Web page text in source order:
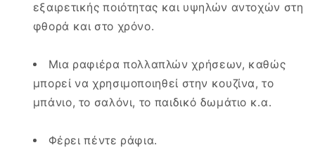
εξαιρετικής ποιότητας και υψηλών αντοχών στη
φθορά και στο χρόνο.
Μια ραφιέρα πολλαπλών χρήσεων, καθώς
μπορεί να χρησιμοποιηθεί στην κουζίνα, το
μπάνιο, το σαλόνι, το παιδικό δωμάτιο κ.α.
Φέρει πέντε ράφια.